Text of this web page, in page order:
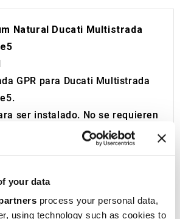
your data
process your personal data,
using technology such as cookies to
Natural Ducati Multistrada
GPR para Ducati Multistrada
ser instalado. No se requieren
sin ninguna
y Suiza (CEE).
está incluido en el kit.